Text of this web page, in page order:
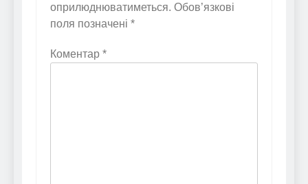
оприлюднюватиметься. Обов’язкові
поля позначені *
Коментар *